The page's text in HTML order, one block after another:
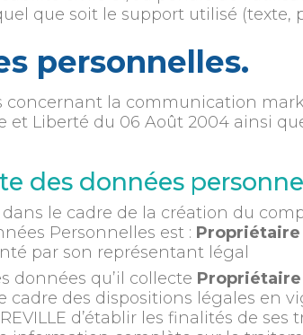
que soit le support utilisé (texte,
personnelles.
la communication
et Liberté du 06 Août 2004 ainsi
des données
le cadre de la création du
Personnelles est : Propriétaire
par son représentant légal
données qu’il collecte Propriétaire
cadre des dispositions légales en
d’établir les finalités de